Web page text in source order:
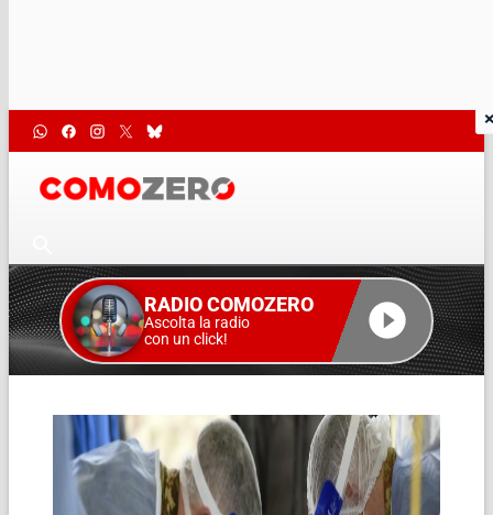
RADIO COMOZERO
Ascolta la radio
con un click!